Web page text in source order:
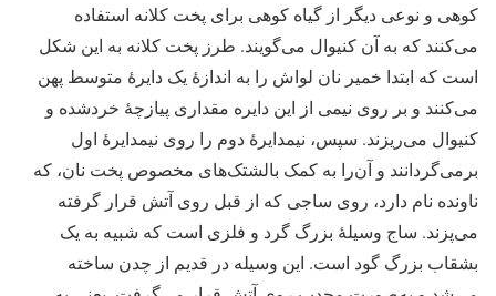
کوهی و نوعی دیگر از گیاه کوهی برای پخت کلانه استفاده
می‌کنند که به آن کنیوال می‌گویند. طرز پخت کلانه به این شکل
است که ابتدا خمیر نان لواش را به اندازۀ یک دایرۀ متوسط پهن
می‌کنند و بر روی نیمی از این دایره مقداری پیازچۀ خردشده و
کنیوال می‌ریزند. سپس، نیمدایرۀ دوم را روی نیمدایرۀ اول
برمی‌گردانند و آن‌را به کمک بالشتک‌های مخصوص پخت نان، که
ناونده نام دارد، روی ساجی که از قبل روی آتش قرار گرفته
می‌پزند. ساج وسیلۀ بزرگ گرد و فلزی است که شبیه به یک
بشقاب بزرگ گود است. این وسیله در قدیم از چدن ساخته